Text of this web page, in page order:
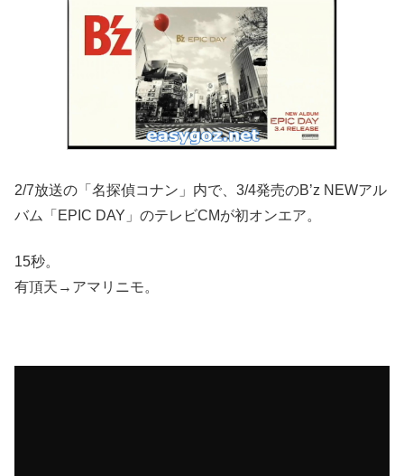
2/7放送の「名探偵コナン」内で、3/4発売のB’z NEWアル
バム「EPIC DAY」のテレビCMが初オンエア。
15秒。
有頂天→アマリニモ。